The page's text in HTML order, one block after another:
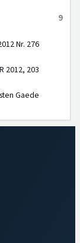
9
Nr. 276
2012, 203
Gaede